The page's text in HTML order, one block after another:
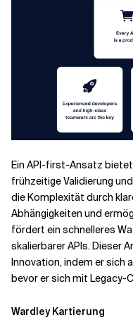
Ein API-first-Ansatz
frühzeitige Validierung
die Komplexität durch
Abhängigkeiten und
fördert ein schnelleres
skalierbarer APIs. Dieser
Innovation, indem er sich
bevor er sich mit
Wardley Kartierung